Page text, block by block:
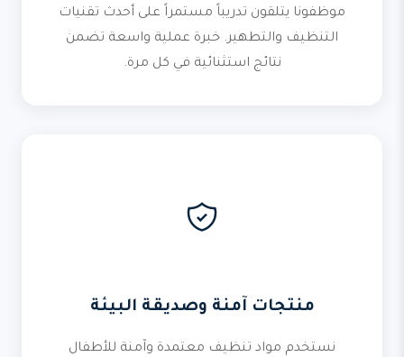
موظفونا يتلقون تدريباً مستمراً على أحدث تقنيات
التنظيف والتطهير. خبرة عملية واسعة تضمن
نتائج استثنائية في كل مرة.
منتجات آمنة وصديقة البيئة
نستخدم مواد تنظيف معتمدة وآمنة للأطفال